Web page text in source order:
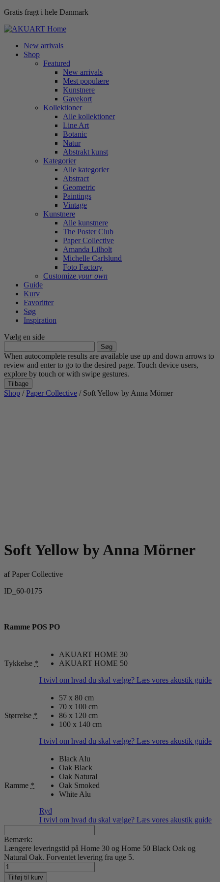
Gratis fragt i hele Danmark
New arrivals
Shop
Featured
New arrivals
Mest populære
Kunstnere
Gavekort
Kollektioner
Alle kollektioner
Line Art
Botanic
Natur
Abstrakt kunst
Kategorier
Alle kategorier
Abstract
Geometric
Paintings
Vintage
Kunstnere
Alle kunstnere
The Poster Club
Paper Collective
Amanda Lilholt
Michelle Carlslund
Foto Factory
Customize your own
Guide
Kurv
Favoritter
Søg
Inspiration
Vælg en side
efter:
When autocomplete results are available use up and down arrows to
review and enter to go to the desired page. Touch device users,
explore by touch or with swipe gestures.
Tilbage
Shop /Paper Collective / Soft Yellow by Anna Mörner
Soft Yellow by Anna Mörner
afPaper Collective
ID_60-0175
Ramme POS PO
Tykkelse *
AKUART HOME 30
AKUART HOME 50
I tvivl om hvad du skal vælge? Læs vores akustik guide
Størrelse *
57 x 80 cm
70 x 100 cm
86 x 120 cm
100 x 140 cm
I tvivl om hvad du skal vælge? Læs vores akustik guide
Ramme *
Black Alu
Oak Black
Oak Natural
Oak Smoked
White Alu
Ryd
I tvivl om hvad du skal vælge? Læs vores akustik guide
Bemærk:
Længere leveringstid på Home 30 og Home 50 Black Oak og
Natural Oak. Forventet levering fra uge 5.
Soft
Yellow
Tilføj til kurv